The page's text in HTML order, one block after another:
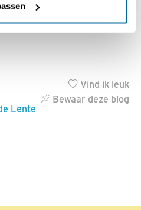
Vind ik leuk
Bewaar deze blog
Lente